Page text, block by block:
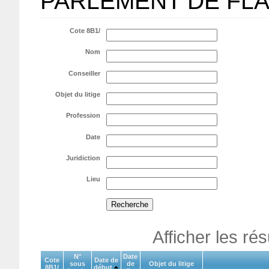
Cote 8B1/
Nom
Conseiller
Objet du litige
Profession
Date
Juridiction
Lieu
Afficher les
Cote
8B1/
N°
sous
Date de
début
Date
de
Objet du litige